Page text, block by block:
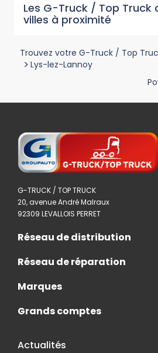
Les G-Truck / Top Truck
villes à proximité
Trouvez votre G-Truck / Top
> Lys-lez-Lannoy
G-TRUCK / TOP TRUCK
20, avenue André Malraux
92309 LEVALLOIS PERRET
Réseau de distribution
Réseau de réparation
Marques
Grands comptes
Actualités